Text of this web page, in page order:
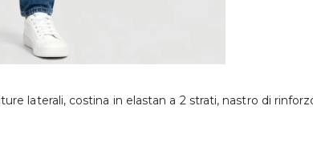
laterali, costina in elastan a 2 strati, nastro di